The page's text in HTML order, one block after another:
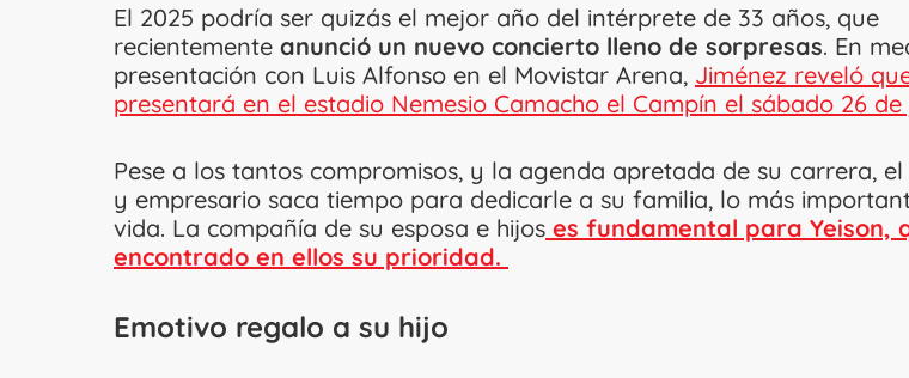
El 2025 podría ser quizás el mejor año del intérprete de 33 años, que
recientemente anunció un nuevo concierto lleno de sorpresas. En
presentación con Luis Alfonso en el Movistar Arena, Jiménez reveló
presentará en el estadio Nemesio Camacho el Campín el sábado 26 de
Pese a los tantos compromisos, y la agenda apretada de su carrera,
y empresario saca tiempo para dedicarle a su familia, lo más
vida. La compañía de su esposa e hijos es fundamental para Yeison,
encontrado en ellos su prioridad.
Emotivo regalo a su hijo